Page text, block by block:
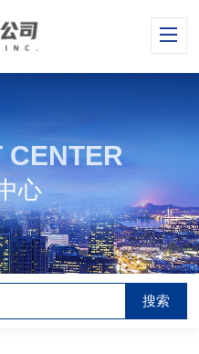
CENTER
心